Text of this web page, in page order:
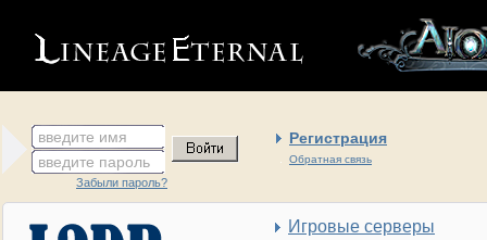
введите имя Регистрация
Обратная связь
введите пароль
Забыли пароль?
Игровые серверы